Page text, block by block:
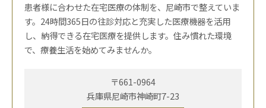
患者様に合わせた在宅医療の体制を、尼崎市で整えていま
す。24時間365日の往診対応と充実した医療機器を活用
し、納得できる在宅医療を提供します。住み慣れた環境
で、療養生活を始めてみませんか。
〒661-0964
兵庫県尼崎市神崎町7-23